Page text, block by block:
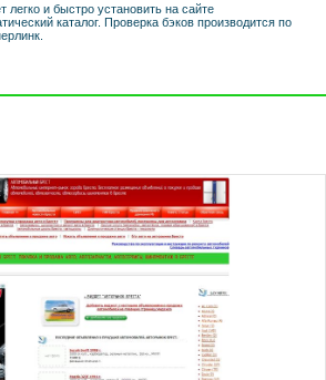
легко и быстро установить на сайте
каталог. Проверка бэков производится по